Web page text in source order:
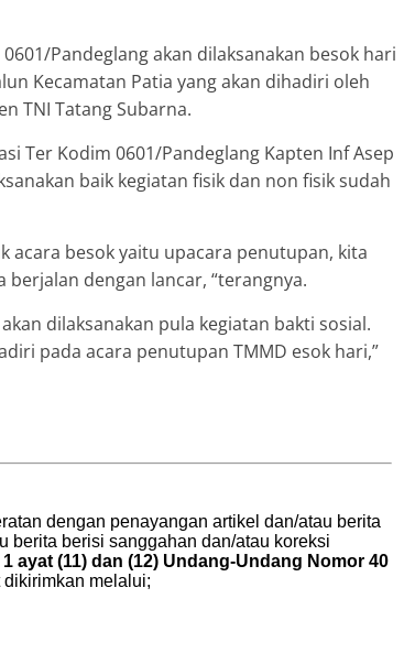
Pandeglang akan dilaksanakan besok hari
Kecamatan Patia yang akan dihadiri oleh
TNI Tatang Subarna.
Ter Kodim 0601/Pandeglang Kapten Inf Asep
baik kegiatan fisik dan non fisik sudah
acara besok yaitu upacara penutupan, kita
dengan lancar, “terangnya.
dilaksanakan pula kegiatan bakti sosial.
pada acara penutupan TMMD esok hari,”